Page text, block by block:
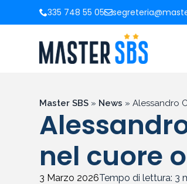
335 748 55 05
Master SBS » News » Alessandro
nel cuore
3 Marzo 2026Tempo di lettura: 3